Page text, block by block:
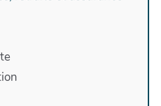
la meilleure
solutions adaptées
font de la mutuelle,
de protection